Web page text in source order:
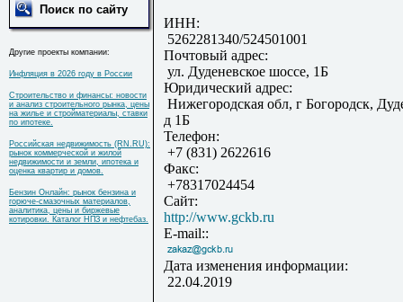
Поиск по сайту
Другие проекты компании:
Инфляция в 2026 году в России
Строительство и финансы: новости
и анализ строительного рынка, цены
на жилье и стройматериалы, ставки
по ипотеке.
Российская недвижимость (RN.RU):
рынок коммерческой и жилой
недвижимости и земли, ипотека и
оценка квартир и домов.
Бензин Онлайн: рынок бензина и
горюче-смазочных материалов,
аналитика, цены и биржевые
котировки. Каталог НПЗ и нефтебаз.
ИНН:
5262281340/524501001
Почтовый адрес:
ул. Дуденевское шоссе, 1Б
Юридический адрес:
Нижегородская обл, г Богородск,
д 1Б
Телефон:
+7 (831) 2622616
Факс:
+78317024454
Сайт:
http://www.gckb.ru
E-mail::
Дата изменения информации:
22.04.2019